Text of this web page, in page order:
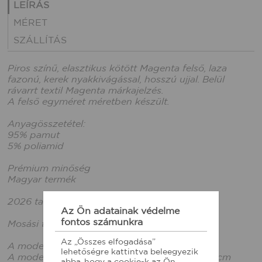
LEÍRÁS
MÉRET
SZÁLLÍTÁS
Piros színű, elasztikus kötött Magenta felső, laza
fazonú, kerek nyakkivágással, hosszú ujjal. Belül
rávarrt textil Magenta márkajelzés.
A felső egyméret méretben készült.
Anyagösszetétel:
95% pamut
5% poliamid
Prémium minőség
Magyar termék
2026 tavaszi kollekció
Mosási tájékoztató: Bevarrt címke alapján
A modell egyméret méretet visel.
A modell mérete: 165cm magas, mellbőség:86cm
Az Ön adatainak védelme
fontos számunkra
Az „Összes elfogadása”
lehetőségre kattintva beleegyezik